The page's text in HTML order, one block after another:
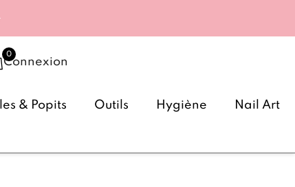
Connexion
& Popits Outils Hygiène Nail Art